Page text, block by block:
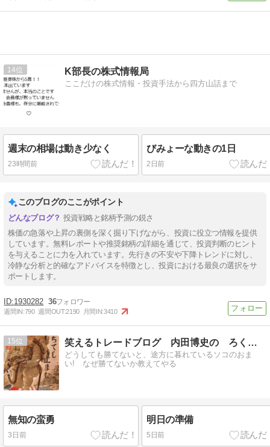
14 K部長の株式情報局
ここだけの株式情報・投資手法から四方山話まで
週末の相場は動き少なく
23時間前
びみょーな動きの1日
2日前
このブログのここがポイント
投資戦略と銘柄予測の鋭さ
株価の急落や上昇の裏側を深く掘り下げながら、投資に役立つ情報を提供
しています。無料レポートや推奨銘柄の詳細を通じて、投資判断のヒント
を与えることに力を入れています。先行きの不安や下降トレンドに対し、
冷静な分析と的確なアドバイスを特徴とし、投資における最良の選択をサ
ポートします。
1930282 36
週間IN:790 週間OUT:2190 月間IN:3410
15 笑えるトレードブログ 内田博史の ろくでなし日記
どうしても勝てないと、途方に暮れているソコのおま
い! なぜ勝てないか教えてやる
無知の蛮勇
3日前
明日の準備
5日前